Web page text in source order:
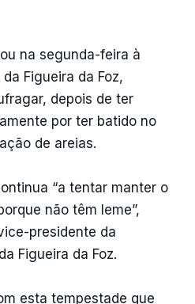
na segunda-feira à
Figueira da Foz,
depois de ter
por ter batido no
de areias.
“a tentar manter o
não têm leme”,
presidente da
Figueira da Foz.
esta tempestade que